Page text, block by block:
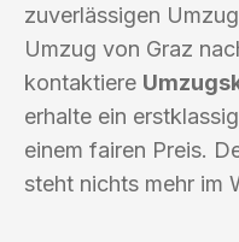
zuverlässigen
Umzug von Graz
kontaktiere
erhalte ein
einem fairen Preis.
steht nichts mehr im